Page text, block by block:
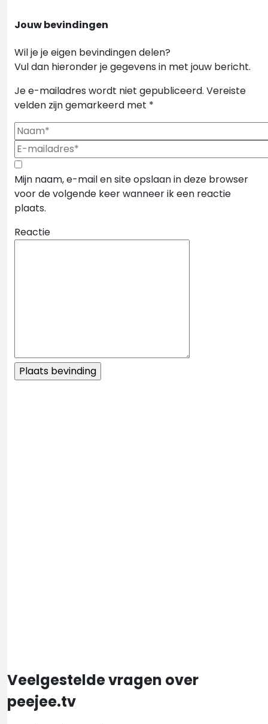
Jouw bevindingen
Wil je je eigen bevindingen delen?
Vul dan hieronder je gegevens in met jouw bericht.
Je e-mailadres wordt niet gepubliceerd. Vereiste
velden zijn gemarkeerd met *
Mijn naam, e-mail en site opslaan in deze browser
voor de volgende keer wanneer ik een reactie
plaats.
Reactie
Veelgestelde vragen over
peejee.tv